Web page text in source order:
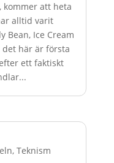
kommer att heta
alltid varit
Bean, Ice Cream
det här är första
ett faktiskt
, Teknism